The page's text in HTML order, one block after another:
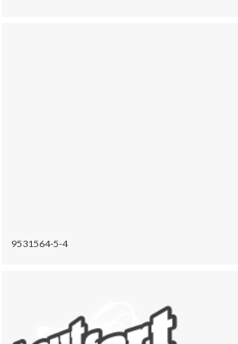
9531564-5-4